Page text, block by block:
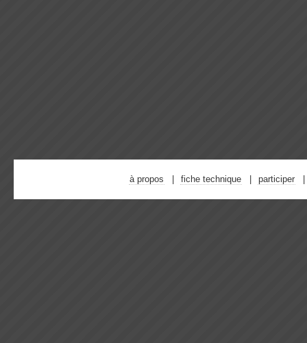
à propos fiche technique participer